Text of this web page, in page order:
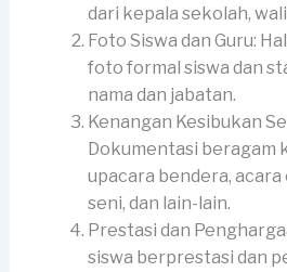
dari kepala sekolah,
Foto Siswa dan Guru:
foto formal siswa dan
nama dan jabatan.
Kenangan Kesibukan
Dokumentasi beragam
upacara bendera,
seni, dan lain-lain.
Prestasi dan
siswa berprestasi dan